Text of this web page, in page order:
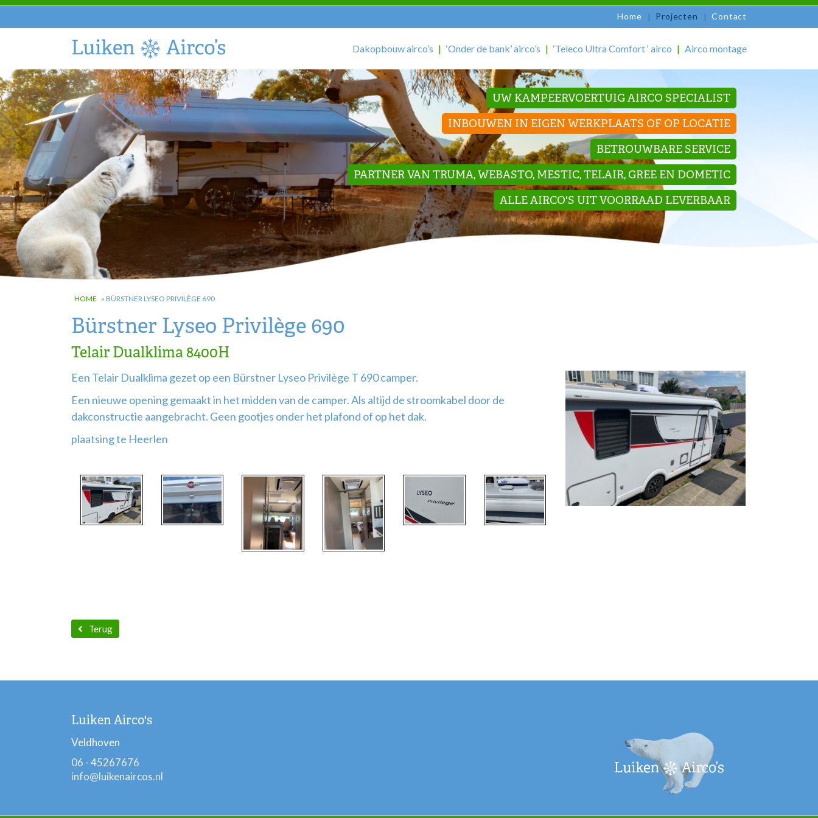
Home Projecten Contact
Dakopbouw airco’s ‘Onder de bank’ airco’s ‘Teleco Ultra Comfort ‘ airco Airco montage
UW KAMPEERVOERTUIG AIRCO SPECIALIST
INBOUWEN IN EIGEN WERKPLAATS OF OP LOCATIE
BETROUWBARE SERVICE
PARTNER VAN TRUMA, WEBASTO, MESTIC, TELAIR, GREE EN DOMETIC
ALLE AIRCO'S UIT VOORRAAD LEVERBAAR
HOME » BÜRSTNER LYSEO PRIVILÈGE 690
Bürstner Lyseo Privilège 690
Telair Dualklima 8400H
Een Telair Dualklima gezet op een Bürstner Lyseo Privilège T 690 camper.
Een nieuwe opening gemaakt in het midden van de camper. Als altijd de stroomkabel door de
dakconstructie aangebracht. Geen gootjes onder het plafond of op het dak.
plaatsing te Heerlen
Terug
Luiken Airco's
Veldhoven
06 - 45267676
info@luikenaircos.nl